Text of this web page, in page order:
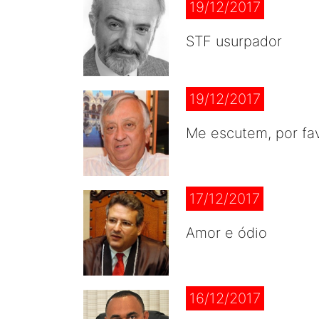
19/12/2017
STF usurpador
19/12/2017
Me escutem, por
17/12/2017
Amor e ódio
16/12/2017